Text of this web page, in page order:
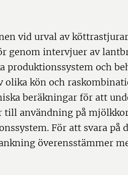
vid urval av
genom intervjuer av
produktionssystem och
kön och
beräkningar för att
användning på
För att svara på
överensstämmer